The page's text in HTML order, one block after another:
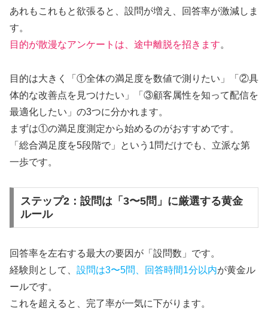
あれもこれもと欲張ると、設問が増え、回答率が激減しま
す。
目的が散漫なアンケートは、途中離脱を招きます。
目的は大きく「①全体の満足度を数値で測りたい」「②具
体的な改善点を見つけたい」「③顧客属性を知って配信を
最適化したい」の3つに分かれます。
まずは①の満足度測定から始めるのがおすすめです。
「総合満足度を5段階で」という1問だけでも、立派な第
一歩です。
ステップ2：設問は「3〜5問」に厳選する黄金
ルール
回答率を左右する最大の要因が「設問数」です。
経験則として、 設問は3〜5問、回答時間1分以内が黄金ル
ールです。
これを超えると、完了率が一気に下がります。